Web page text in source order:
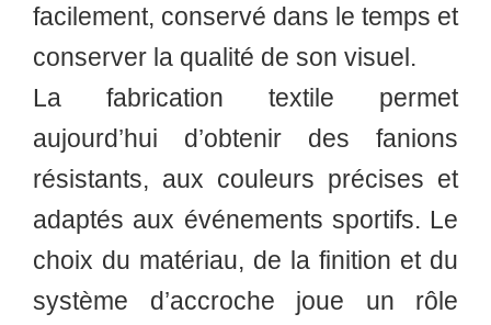
facilement, conservé dans le temps et
conserver la qualité de son visuel.
La fabrication textile permet
aujourd’hui d’obtenir des fanions
résistants, aux couleurs précises et
adaptés aux événements sportifs. Le
choix du matériau, de la finition et du
système d’accroche joue un rôle